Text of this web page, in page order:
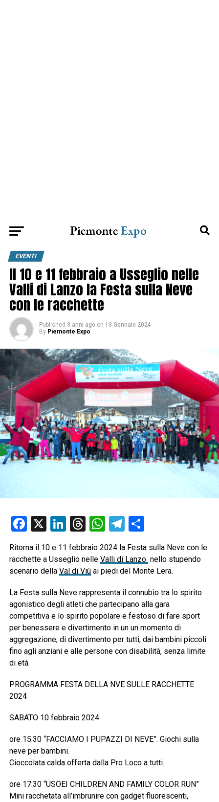
EVENTI
Il 10 e 11 febbraio a Usseglio nelle
Valli di Lanzo la Festa sulla Neve
con le racchette
Published 3 anni ago on 13 Gennaio 2024
By Piemonte Expo
Facebook
X LinkedIn
Threads
WhatsApp
Telegram
Condividi
Ritorna il 10 e 11 febbraio 2024 la Festa sulla Neve con le
racchette a Usseglio nelle Valli di Lanzo nello stupendo
scenario della Val di Viùai piedi del Monte Lera.
La Festa sulla Neve rappresenta il connubio tra lo spirito
agonistico degli atleti che partecipano alla gara
competitiva e lo spirito popolare e festoso di fare sport
per benessere e divertimento in un un momento di
aggregazione, di divertimento per tutti, dai bambini piccoli
fino agli anziani e alle persone con disabilità, senza limite
di età.
PROGRAMMA FESTA DELLA NVE SULLE RACCHETTE
2024
SABATO 10 febbraio 2024
ore 15:30 “FACCIAMO I PUPAZZI DI NEVE”. Giochi sulla
neve per bambini.
Cioccolata calda offerta dalla Pro Loco a tutti.
ore 17:30 “USOEI CHILDREN AND FAMILY COLOR RUN”
Mini racchetata all’imbrunire con gadget fluorescenti,